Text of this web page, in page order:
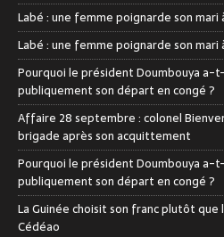
Labé : une femme poignarde son mari
Labé : une femme poignarde son mari
Pourquoi le président Doumbouya a-
publiquement son départ en congé ?
Affaire 28 septembre : colonel
brigade après son acquittement
Pourquoi le président Doumbouya a-
publiquement son départ en congé ?
La Guinée choisit son franc plutôt que
Cédéao